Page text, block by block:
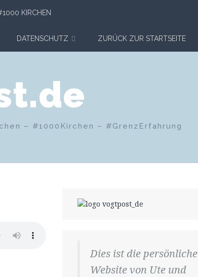
KIRCHEN
DATENSCHUTZ ZURÜCK ZUR STARTSEITE
– #1000Kirchen – #GrenzErfahrung
Dies ist die persönliche
Website von Ute und